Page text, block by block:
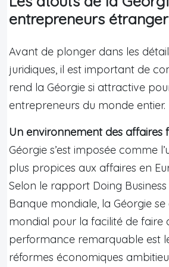
entrepreneurs
Avant de plonger dans les
juridiques, il est important de
rend la Géorgie si attractive
entrepreneurs du monde entier.
Un environnement des affaires
Géorgie s’est imposée comme
plus propices aux affaires en
Selon le rapport Doing
Banque mondiale, la Géorgie
mondial pour la facilité de faire
performance remarquable est
réformes économiques